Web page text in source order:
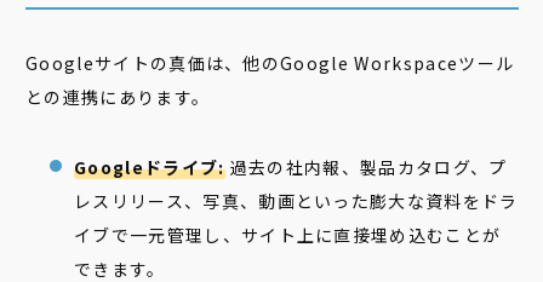
Googleサイトの真価は、他のGoogle Workspaceツール
との連携にあります。
Googleドライブ:過去の社内報、製品カタログ、プ
レスリリース、写真、動画といった膨大な資料をドラ
イブで一元管理し、サイト上に直接埋め込むことが
できます。